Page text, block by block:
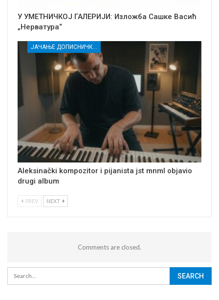
У УМЕТНИЧКОЈ ГАЛЕРИЈИ: Изложба Сашке Васић
„Нерватура“
ЈАЧАЊЕ ДОПИСНИЧКЕ МРЕЖЕ НЕЗАВИСНИХ МЕДИЈА У РАСИНСКОМ ОКРУГУ
Aleksinački kompozitor i pijanista jst mnml objavio
drugi album
PREV NEXT
Comments are closed.